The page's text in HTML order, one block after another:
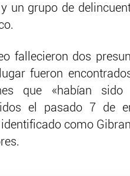
un grupo de
fallecieron dos
fueron
que «habían sido
el pasado 7 de
como